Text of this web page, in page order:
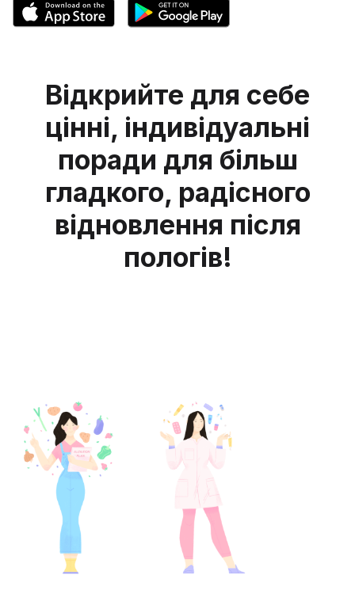
Відкрийте для себе
цінні, індивідуальні
поради для більш
гладкого, радісного
відновлення після
пологів!